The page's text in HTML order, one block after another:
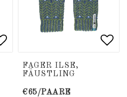
Add to list of favorites
Add to list of favorites
FAGER ILSE,
FÄUSTLING
€65/PAARE